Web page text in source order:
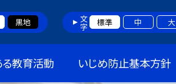
黒地 文字 標準 中 大
教育活動 いじめ防止基本方針